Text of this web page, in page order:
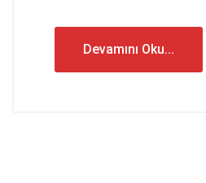
Devamını Oku...